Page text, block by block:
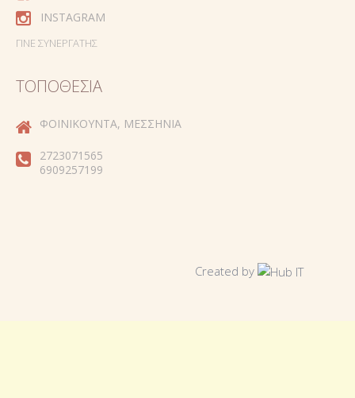
INSTAGRAM
ΓΊΝΕ ΣΥΝΕΡΓΆΤΗΣ
ΤΟΠΟΘΕΣΊΑ
ΦΟΙΝΙΚΟΎΝΤΑ, ΜΕΣΣΗΝΊΑ
2723071565
6909257199
Created by